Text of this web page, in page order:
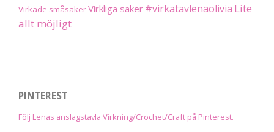
Virkade småsakerVirkliga saker #virkatavlenaolivia Lite
allt möjligt
PINTEREST
Följ Lenas anslagstavla Virkning/Crochet/Craft på Pinterest.